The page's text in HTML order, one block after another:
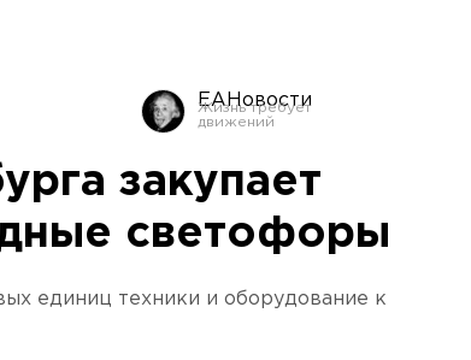
ЕАНовости
закупает
светофоры
единиц техники и оборудование к